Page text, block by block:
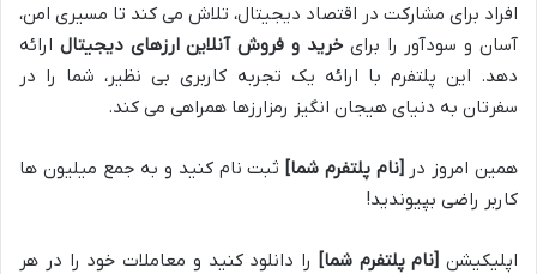
افراد برای مشارکت در اقتصاد دیجیتال، تلاش می کند تا مسیری امن،
آسان و سودآور را برایخرید و فروش آنلاین ارزهای دیجیتال ارائه
دهد. این پلتفرم با ارائه یک تجربه کاربری بی نظیر، شما را در
سفرتان به دنیای هیجان انگیز رمزارزها همراهی می کند.
همین امروز در [نام پلتفرم شما] ثبت نام کنید و به جمع میلیون ها
کاربر راضی بپیوندید!
اپلیکیشن [نام پلتفرم شما] را دانلود کنید و معاملات خود را در هر